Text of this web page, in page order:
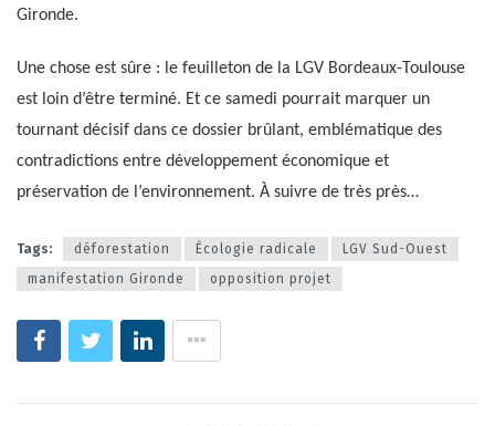
Gironde.
Une chose est sûre : le feuilleton de la LGV Bordeaux-Toulouse
est loin d’être terminé. Et ce samedi pourrait marquer un
tournant décisif dans ce dossier brûlant, emblématique des
contradictions entre développement économique et
préservation de l’environnement. À suivre de très près…
Tags: déforestation Écologie radicale
LGV Sud-Ouest
manifestation Gironde
opposition projet